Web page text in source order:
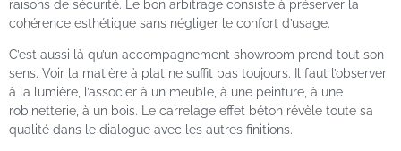
raisons de sécurité. Le bon arbitrage consiste à préserver la
cohérence esthétique sans négliger le confort d’usage.
C’est aussi là qu’un accompagnement showroom prend tout son
sens. Voir la matière à plat ne suffit pas toujours. Il faut l’observer
à la lumière, l’associer à un meuble, à une peinture, à une
robinetterie, à un bois. Le carrelage effet béton révèle toute sa
qualité dans le dialogue avec les autres finitions.